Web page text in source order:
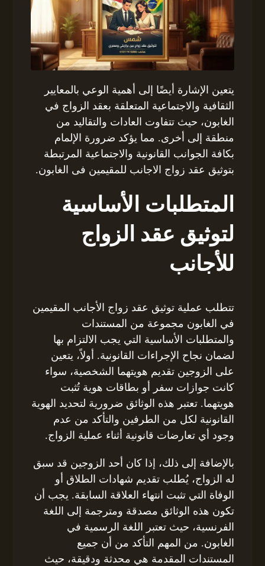
يتعين الإشارة أيضًا إلى أهمية الوعي بالمعايير
الثقافية والاجتماعية المتعلقة بعقد الزواج في
الغابون، حيث تتفاوت العادات والتقاليد من
منطقة إلى أخرى. مما يؤكد ضرورة الإلمام
بكافة الجوانب القانونية والاجتماعية المرتبطة
بتوثيق عقد زواج الاجانب للمقيمين فى الغابون.
المتطلبات الأساسية
لتوثيق عقد الزواج
للأجانب
تتطلب عملية توثيق عقد زواج الأجانب المقيمين
في الغابون مجموعة من المستندات
والمتطلبات الأساسية التي يجب الالتزام بها
لضمان نجاح الإجراءات القانونية. أولاً، يتعين
على الزوجين تقديم هويتهما الشخصية، سواء
كانت جوازات سفر أو بطاقات هوية تُثبت
هويتهما. تعتبر هذه الوثائق ضرورية لتحديد الهوية
القانونية لكل من الطرفين والتأكد من عدم
وجود أي تعارضات قانونية أثناء عملية الزواج.
بالإضافة إلى ذلك، إذا كان أحد الزوجين قد سبق
له الزواج، يُطلب تقديم شهادات الطلاق أو
الوفاة التي تثبت انتهاء العلاقة السابقة. يجب أن
تكون هذه الوثائق مصدقة ومترجمة إلى اللغة
الفرنسية، حيث تعتبر اللغة الرسمية في
الغابون. من المهم التأكد من أن جميع
المستندات المقدمة هي محدثة ودقيقة، حيث